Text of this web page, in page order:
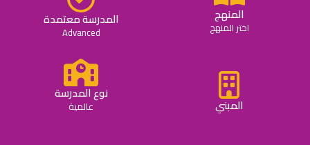
المنهج
اختر المنهج المدرسة معتمدة
Advanced
المبني
نوع المدرسة
عالمية